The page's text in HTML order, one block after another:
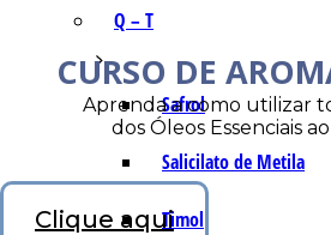
Q – T
Safrol
Salicilato de Metila
Timol
CURSO DE
Aprenda a como utilizar
dos Óleos Essenciais
Clique aqui